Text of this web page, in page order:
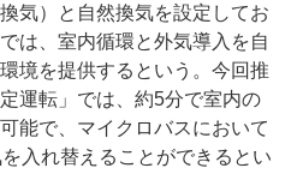
気）と自然換気を設定してお
は、室内循環と外気導入を自
境を提供するという。今回推
運転」では、約5分で室内の
能で、マイクロバスにおいて
入れ替えることができるとい